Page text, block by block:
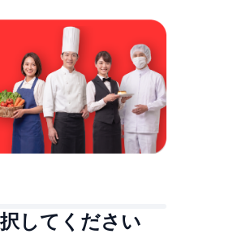
してください